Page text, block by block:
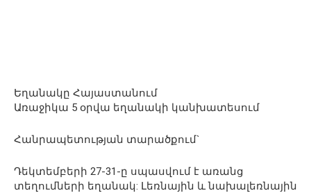
Եղանակը Հայաստանում
Առաջիկա 5 օրվա եղանակի կանխատեսում
Հանրապետության տարածքում`
Դեկտեմբերի 27-31-ը սպասվում է առանց
տեղումների եղանակ: Լեռնային և նախալեռնային